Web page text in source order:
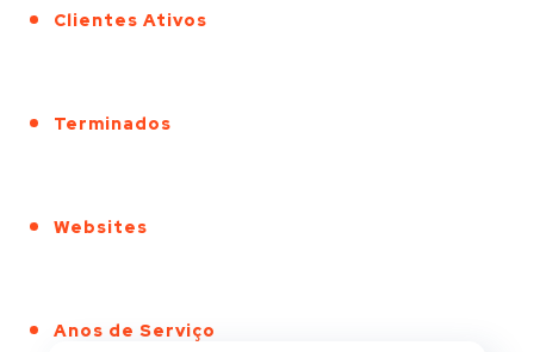
Clientes Ativos
Terminados
Websites
Anos de Serviço